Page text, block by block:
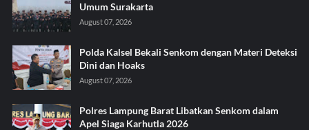
Umum Surakarta
August 07, 2026
Polda Kalsel Bekali Senkom dengan Materi Deteksi
Dini dan Hoaks
August 07, 2026
Polres Lampung Barat Libatkan Senkom dalam
Apel Siaga Karhutla 2026